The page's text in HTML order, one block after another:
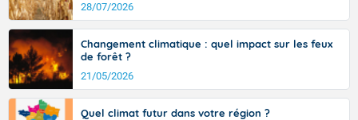
28/07/2026
Changement climatique : quel impact sur les feux
de forêt ?
21/05/2026
Quel climat futur dans votre région ?